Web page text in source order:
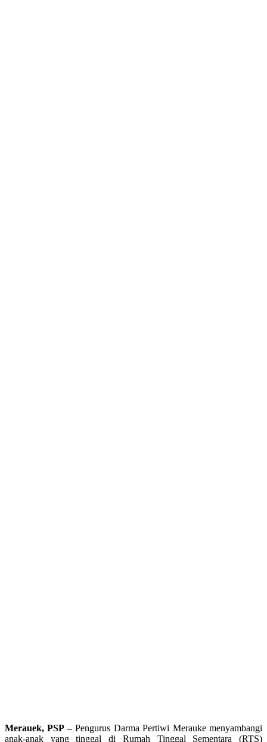
Merauek, PSP –Pengurus Darma Pertiwi Merauke menyambangi
anak-anak yang tinggal di Rumah Tinggal Sementara (RTS)